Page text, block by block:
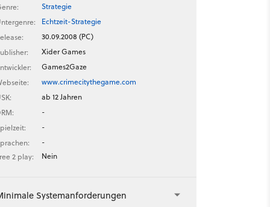
Strategie
Echtzeit-Strategie
30.09.2008 (PC)
Xider Games
Games2Gaze
www.crimecitythegame.com
ab 12 Jahren
-
-
-
2 play:
Nein
Systemanforderungen